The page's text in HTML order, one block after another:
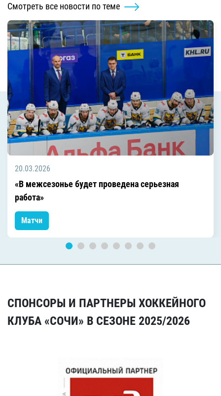
Смотреть все новости по теме
20.03.2026
«В межсезонье будет проведена серьезная
работа»
Матчи
СПОНСОРЫ И ПАРТНЕРЫ ХОККЕЙНОГО
КЛУБА «СОЧИ» В СЕЗОНЕ 2025/2026